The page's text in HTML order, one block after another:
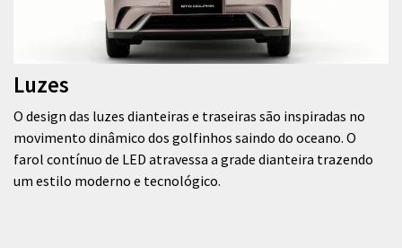
Luzes
O design das luzes dianteiras e traseiras são inspiradas no
movimento dinâmico dos golfinhos saindo do oceano. O
farol contínuo de LED atravessa a grade dianteira trazendo
um estilo moderno e tecnológico.